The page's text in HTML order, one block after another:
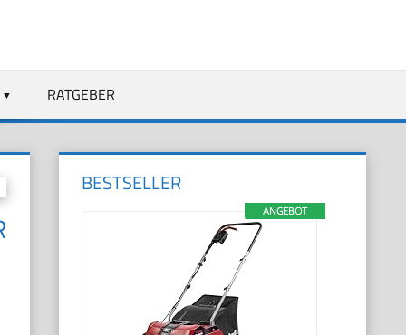
RATGEBER
BESTSELLER
ANGEBOT